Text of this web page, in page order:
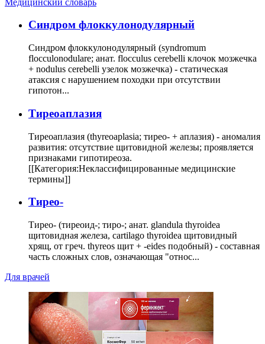
Cиндром флоккулонодулярный
Синдром флоккулонодулярный (syndromum
flocculonodulare; анат. flocculus cerebelli клочок мозжечка
+ nodulus cerebelli узелок мозжечка) - статическая
атаксия с нарушением походки при отсутствии
гипотон...
Тиреоаплазия
Тиреоаплазия (thyreoaplasia; тирео- + аплазия) - аномалия
развития: отсутствие щитовидной железы; проявляется
признаками гипотиреоза.
[[Категория:Неклассифицированные медицинские
термины]]
Тирео-
Тирео- (тиреоид-; тиро-; анат. glandula thyroidea
щитовидная железа, cartilago thyroidea щитовидный
хрящ, от греч. thyreos щит + -eides подобный) - составная
часть сложных слов, означающая "относ...
Для врачей